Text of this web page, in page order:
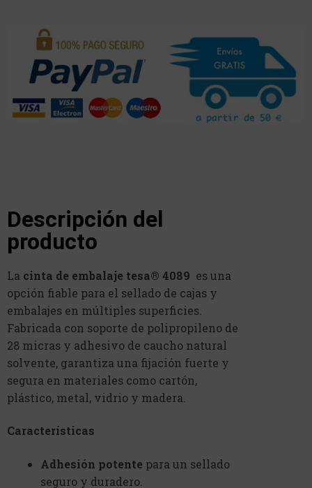
Descripción del
producto
La cinta de embalaje tesa® 4089 es una
opción fiable para el sellado de cajas y
embalajes en múltiples superficies.
Fabricada con soporte de polipropileno de
28 micras y adhesivo de caucho natural
solvente, garantiza una fijación fuerte y
segura en materiales como cartón,
plástico, metal, vidrio y madera.
Características
Adhesión potente para un sellado
seguro y duradero.